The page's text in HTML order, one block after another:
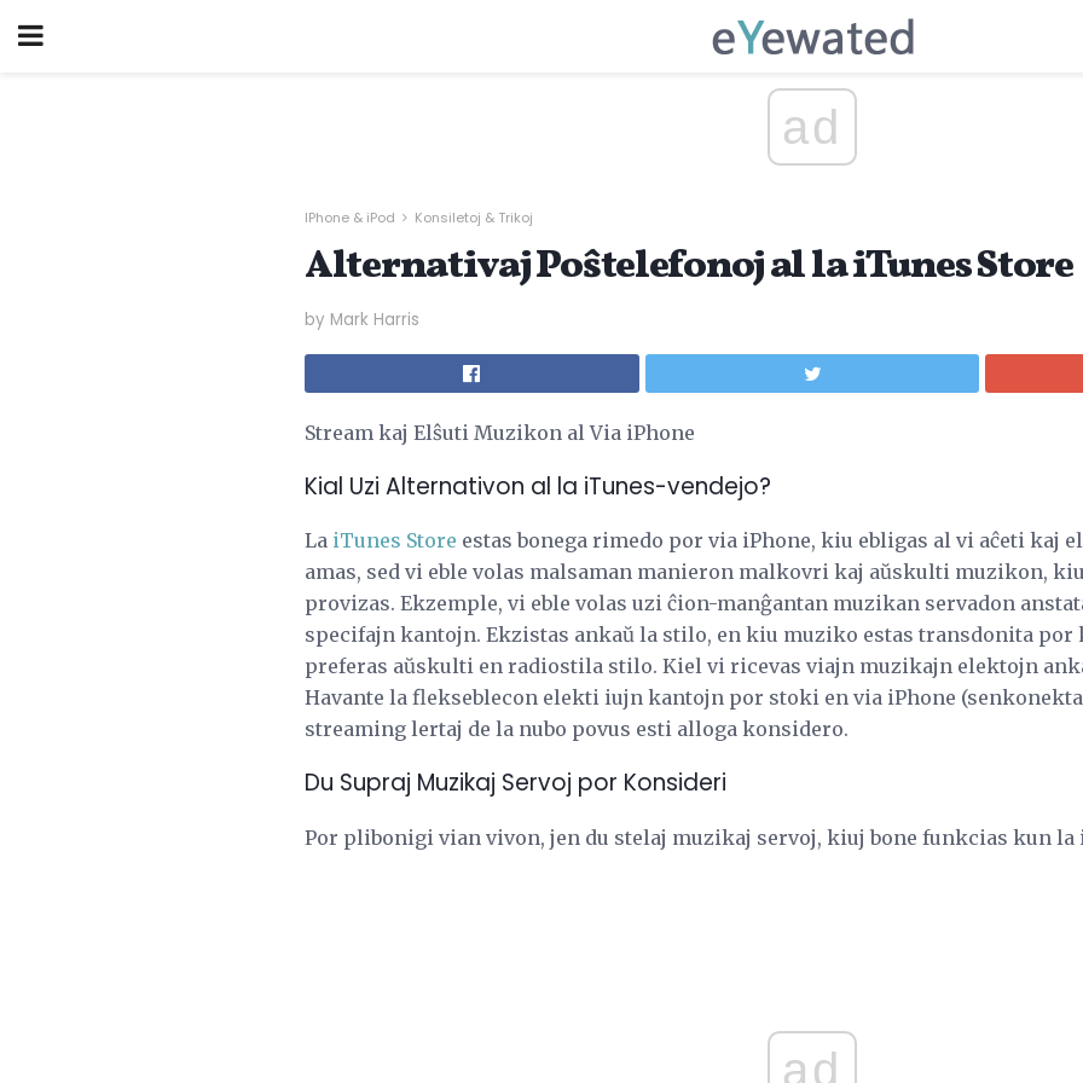
ad
IPhone & iPod Konsiletoj & Trikoj
Alternativaj Poŝtelefonoj al la iTunes Store
by Mark Harris
Stream kaj Elŝuti Muzikon al Via iPhone
Kial Uzi Alternativon al la iTunes-vendejo?
La iTunes Store estas bonega rimedo por via iPhone, kiu ebligas al vi aĉeti kaj
amas, sed vi eble volas malsaman manieron malkovri kaj aŭskulti muzikon,
provizas. Ekzemple, vi eble volas uzi ĉion-manĝantan muzikan servadon
specifajn kantojn. Ekzistas ankaŭ la stilo, en kiu muziko estas transdonita por
preferas aŭskulti en radiostila stilo. Kiel vi ricevas viajn muzikajn elektojn
Havante la flekseblecon elekti iujn kantojn por stoki en via iPhone
streaming lertaj de la nubo povus esti alloga konsidero.
Du Supraj Muzikaj Servoj por Konsideri
Por plibonigi vian vivon, jen du stelaj muzikaj servoj, kiuj bone funkcias kun la
ad